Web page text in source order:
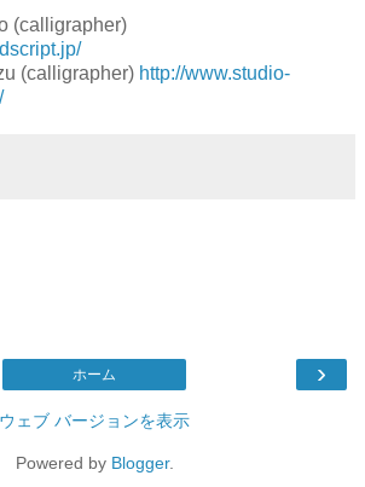
(calligrapher)
(calligrapher) http://www.studio-
›
ホーム
ウェブ バージョンを表示
Powered by Blogger.